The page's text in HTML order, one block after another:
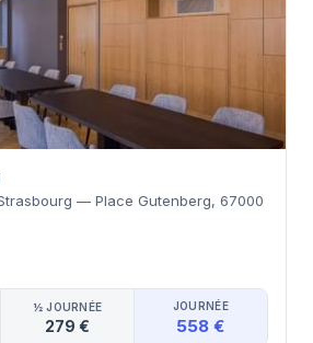
— Place Gutenberg, 67000
½ JOURNÉE
279 €
JOURNÉE
558 €